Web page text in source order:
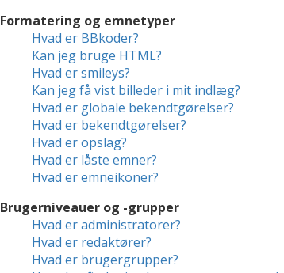
Formatering og emnetyper
Hvad er BBkoder?
Kan jeg bruge HTML?
Hvad er smileys?
Kan jeg få vist billeder i mit indlæg?
Hvad er globale bekendtgørelser?
Hvad er bekendtgørelser?
Hvad er opslag?
Hvad er låste emner?
Hvad er emneikoner?
Brugerniveauer og -grupper
Hvad er administratorer?
Hvad er redaktører?
Hvad er brugergrupper?